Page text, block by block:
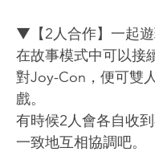
▼【2人合作】一起
在故事模式中可以接
對Joy-Con，便可雙
戲。
有時候2人會各自收
一致地互相協調吧。